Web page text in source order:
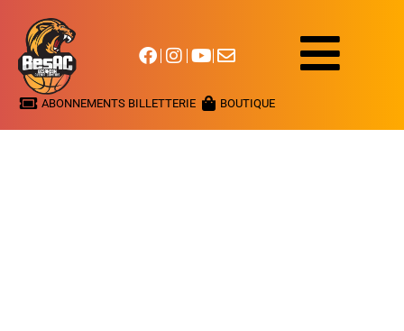
ABONNEMENTS BILLETTERIE BOUTIQUE